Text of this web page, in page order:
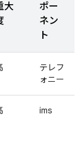
大
ポー
ネン
ト
テレフ
ォニー
ims